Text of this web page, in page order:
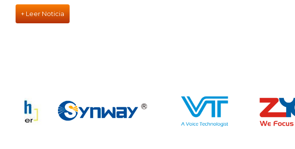
+ Leer Noticia